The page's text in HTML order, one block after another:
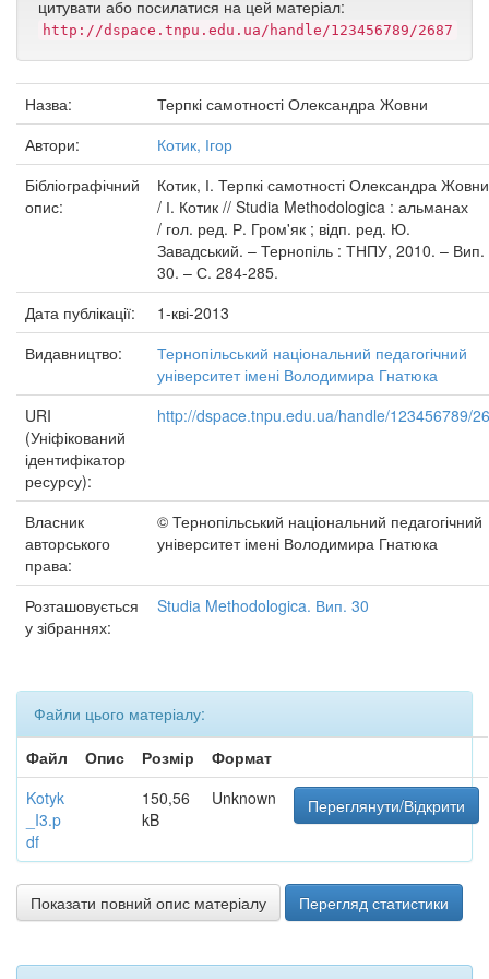
цитувати або посилатися на цей матеріал:
http://dspace.tnpu.edu.ua/handle/123456789/2687
Назва:
Терпкі самотності Олександра Жовни
Автори:
Котик, Ігор
Бібліографічний
опис:
Котик, І. Терпкі самотності Олександра Жовни
/ І. Котик // Studia Methodologica : альманах
/ гол. ред. Р. Гром'як ; відп. ред. Ю.
Завадський. – Тернопіль : ТНПУ, 2010. – Вип.
30. – С. 284-285.
Дата публікації:
1-кві-2013
Видавництво:
Тернопільський національний педагогічний
університет імені Володимира Гнатюка
URI
(Уніфікований
ідентифікатор
ресурсу):
http://dspace.tnpu.edu.ua/handle/123456789/
Власник
авторського
права:
© Тернопільський національний педагогічний
університет імені Володимира Гнатюка
Розташовується
у зібраннях:
Studia Methodologica. Вип. 30
Файли цього матеріалу:
Файл
Опис Розмір
Формат
Kotyk
_I3.p
df
150,56
kB
Unknown Переглянути/Відкрити
Показати повний опис матеріалу Перегляд статистики